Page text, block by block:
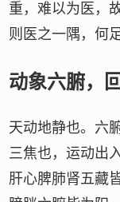
重，难以为医，
则医之一隅，何
动象六腑，
天动地静也。六
三焦也，运动出
肝心脾肺肾五藏